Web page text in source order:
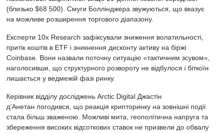
(близько $68 500). Смуги Боллінджера звужуються, що вказує
на можливе розширення торгового діапазону.
Експерти 10x Research зафіксували зниження волатильності,
притік коштів в ETF і зникнення дисконту активу на біржі
Coinbase. Вони назвали поточну ситуацію «тактичним зсувом»,
наголосивши, що структурного розвороту не відбулося і біткоїн
лишається у ведмежій фазі ринку.
Керівник відділу досліджень Arctic Digital Джастін
д’Анетан погодився, що реакція крипторинку на зовнішні події
стала більш зваженою. Можливі мита, геополітична напруга та
збереження високих відсоткових ставок не призвели до обвалу